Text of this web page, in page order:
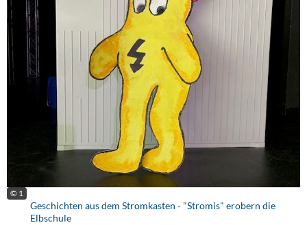
© 1
Geschichten aus dem Stromkasten - "Stromis" erobern die
Elbschule